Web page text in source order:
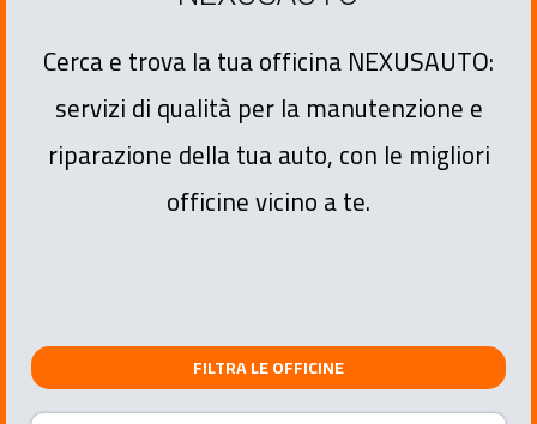
Cerca e trova la tua officina NEXUSAUTO:
servizi di qualità per la manutenzione e
riparazione della tua auto, con le migliori
officine vicino a te.
FILTRA LE OFFICINE